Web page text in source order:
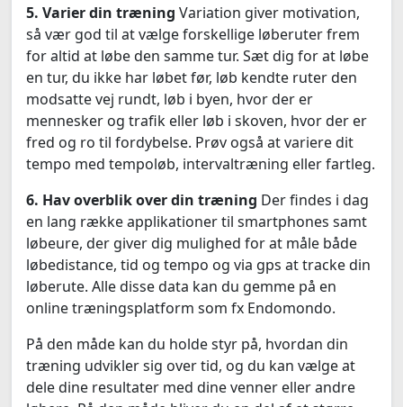
5. Varier din træning Variation giver motivation,
så vær god til at vælge forskellige løberuter frem
for altid at løbe den samme tur. Sæt dig for at løbe
en tur, du ikke har løbet før, løb kendte ruter den
modsatte vej rundt, løb i byen, hvor der er
mennesker og trafik eller løb i skoven, hvor der er
fred og ro til fordybelse. Prøv også at variere dit
tempo med tempoløb, intervaltræning eller fartleg.
6. Hav overblik over din træning Der findes i dag
en lang række applikationer til smartphones samt
løbeure, der giver dig mulighed for at måle både
løbedistance, tid og tempo og via gps at tracke din
løberute. Alle disse data kan du gemme på en
online træningsplatform som fx Endomondo.
På den måde kan du holde styr på, hvordan din
træning udvikler sig over tid, og du kan vælge at
dele dine resultater med dine venner eller andre